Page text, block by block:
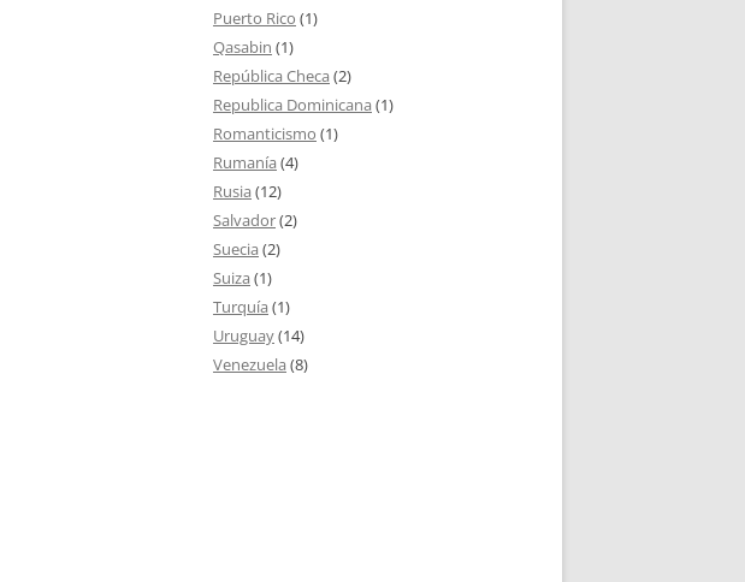
Puerto Rico (1)
Qasabin (1)
República Checa (2)
Republica Dominicana (1)
Romanticismo (1)
Rumanía (4)
Rusia (12)
Salvador(2)
Suecia (2)
Suiza (1)
Turquía (1)
Uruguay(14)
Venezuela (8)